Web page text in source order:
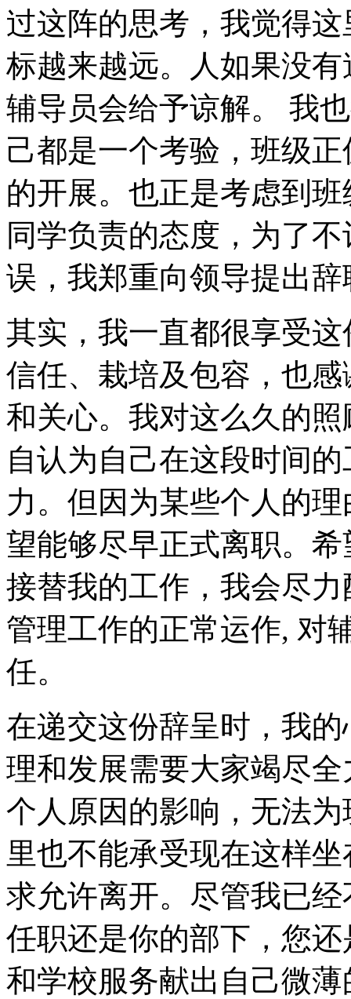
过这阵的思考，我觉得
标越来越远。人如果没
辅导员会给予谅解。 我
己都是一个考验，班级
的开展。也正是考虑到
同学负责的态度，为了
误，我郑重向领导提出
其实，我一直都很享受
信任、栽培及包容，也
和关心。我对这么久的
自认为自己在这段时间
力。但因为某些个人的
望能够尽早正式离职。
接替我的工作，我会尽
管理工作的正常运作, 对
任。
在递交这份辞呈时，我
理和发展需要大家竭尽
个人原因的影响，无法
里也不能承受现在这样
求允许离开。尽管我已
任职还是你的部下，您
和学校服务献出自己微